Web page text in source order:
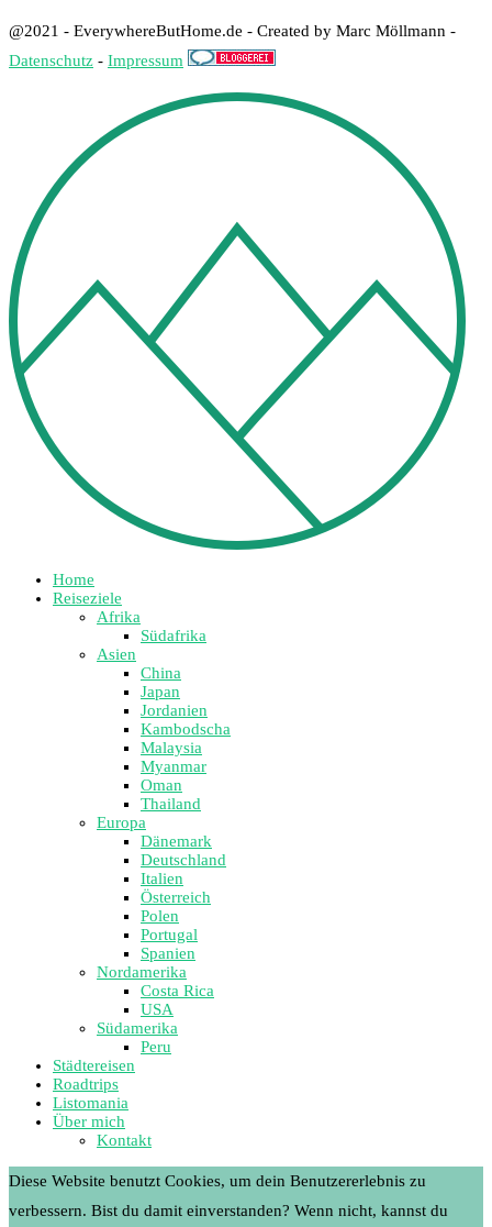
@2021 - EverywhereButHome.de - Created by Marc Möllmann -
Datenschutz - Impressum
Home
Reiseziele
Afrika
Südafrika
Asien
China
Japan
Jordanien
Kambodscha
Malaysia
Myanmar
Oman
Thailand
Europa
Dänemark
Deutschland
Italien
Österreich
Polen
Portugal
Spanien
Nordamerika
Costa Rica
USA
Südamerika
Peru
Städtereisen
Roadtrips
Listomania
Über mich
Kontakt
Diese Website benutzt Cookies, um dein Benutzererlebnis zu
verbessern. Bist du damit einverstanden? Wenn nicht, kannst du